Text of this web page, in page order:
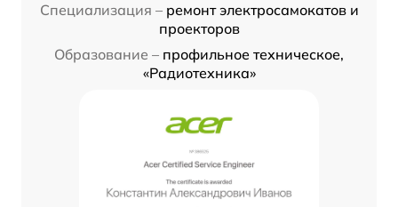
Специализация – ремонт электросамокатов и
проекторов
Образование – профильное техническое,
«Радиотехника»